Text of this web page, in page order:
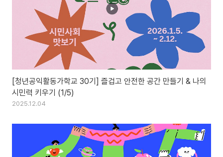
[청년공익활동가학교 30기] 즐겁고 안전한 공간 만들기 & 나의
시민력 키우기 (1/5)
2025.12.04